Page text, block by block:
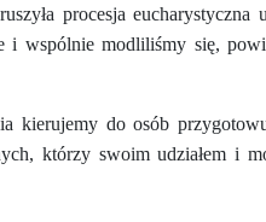
procesja eucharystyczna
i wspólnie modliliśmy się,
kierujemy do osób
którzy swoim udziałem i